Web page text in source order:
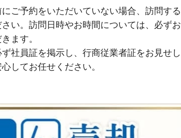
ご予約をいただいていない場合、訪問する
い。訪問日時やお時間については、必ずお
ます。
社員証を掲示し、行商従業者証をお見せし
してお任せください。